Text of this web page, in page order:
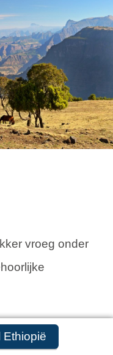
vroeg onder
mee na een
Ethiopië